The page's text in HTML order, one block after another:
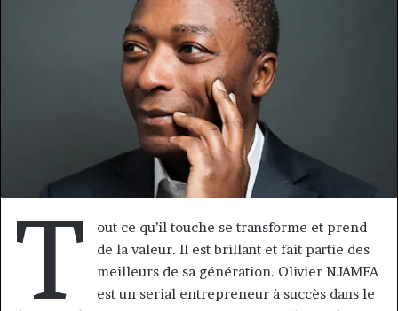
T
out ce qu’il touche se transforme et prend
de la valeur. Il est brillant et fait partie des
meilleurs de sa génération. Olivier NJAMFA
est un serial entrepreneur à succès dans le